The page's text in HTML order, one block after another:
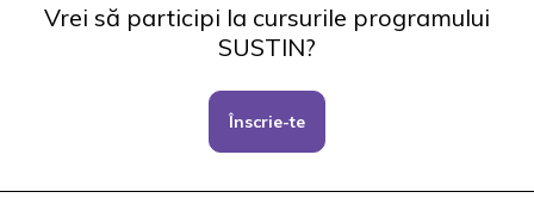
Vrei să participi la cursurile programului
SUSTIN?
Înscrie-te